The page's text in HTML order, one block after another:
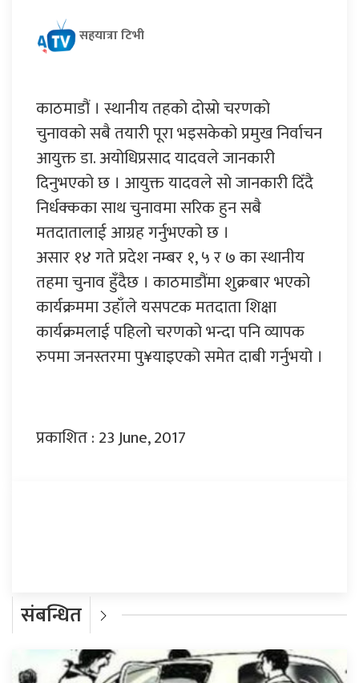
सहयात्रा टिभी
काठमाडौं । स्थानीय तहको दोस्रो चरणको
चुनावको सबै तयारी पूरा भइसकेको प्रमुख निर्वाचन
आयुक्त डा. अयोधिप्रसाद यादवले जानकारी
दिनुभएको छ । आयुक्त यादवले सो जानकारी दिँदै
निर्धक्कका साथ चुनावमा सरिक हुन सबै
मतदातालाई आग्रह गर्नुभएको छ ।
असार १४ गते प्रदेश नम्बर १, ५ र ७ का स्थानीय
तहमा चुनाव हुँदैछ । काठमाडौंमा शुक्रबार भएको
कार्यक्रममा उहाँले यसपटक मतदाता शिक्षा
कार्यक्रमलाई पहिलो चरणको भन्दा पनि व्यापक
रुपमा जनस्तरमा पु¥याइएको समेत दाबी गर्नुभयो ।
प्रकाशित : 23 June, 2017
संबन्धित